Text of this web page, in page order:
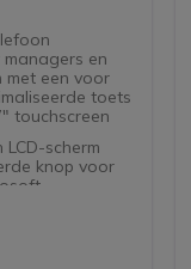
en
met een voor
toets
touchscreen
scherm
knop voor
elimineert